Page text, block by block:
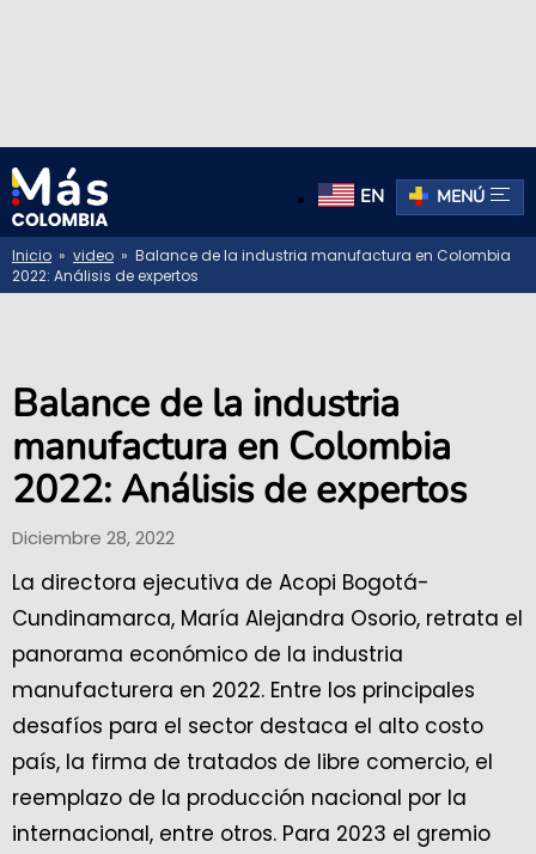
EN MENÚ
Inicio » video » Balance de la industria manufactura en Colombia
2022: Análisis de expertos
Balance de la industria
manufactura en Colombia
2022: Análisis de expertos
Diciembre 28, 2022
La directora ejecutiva de Acopi Bogotá-
Cundinamarca, María Alejandra Osorio, retrata el
panorama económico de la industria
manufacturera en 2022. Entre los principales
desafíos para el sector destaca el alto costo
país, la firma de tratados de libre comercio, el
reemplazo de la producción nacional por la
internacional, entre otros. Para 2023 el gremio